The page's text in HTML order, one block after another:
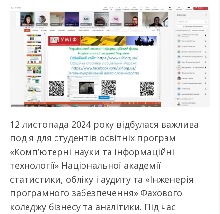
12 листопада 2024 року відбулася важлива
подія для студентів освітніх програм
«Комп’ютерні науки та інформаційні
технології» Національної академії
статистики, обліку і аудиту та «Інженерія
програмного забезпечення» Фахового
коледжу бізнесу та аналітики. Під час